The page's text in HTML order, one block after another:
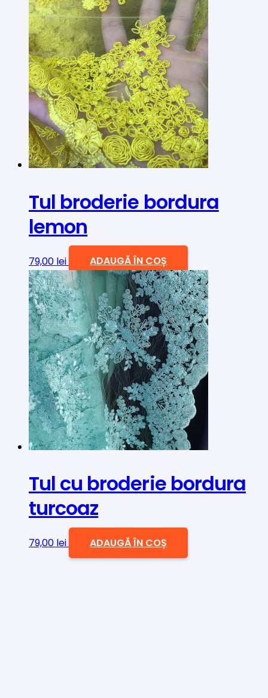
Tul broderie bordura
lemon
79,00 lei ADAUGĂ ÎN COȘ
Tul cu broderie bordura
turcoaz
79,00 lei ADAUGĂ ÎN COȘ